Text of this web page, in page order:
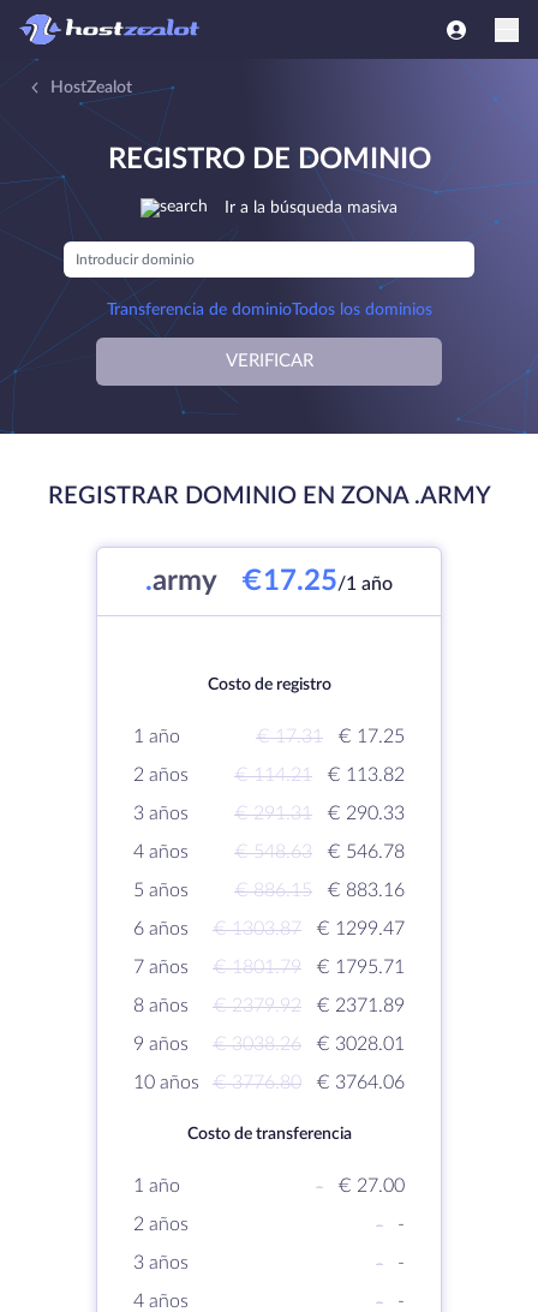
HostZealot
REGISTRO DE DOMINIO
Ir a la búsqueda masiva
Transferencia de dominioTodos los dominios
VERIFICAR
REGISTRAR DOMINIO EN ZONA .ARMY
.army €17.25/1 año
Costo de registro
1 año € 17.31
€ 17.25
2 años
€ 114.21
€ 113.82
3 años
€ 291.31
€ 290.33
4 años
€ 548.63
€ 546.78
5 años
€ 886.15
€ 883.16
6 años
€ 1303.87
€ 1299.47
7 años
€ 1801.79
€ 1795.71
8 años
€ 2379.92
€ 2371.89
9 años
€ 3038.26
€ 3028.01
10 años
€ 3776.80 € 3764.06
Costo de transferencia
1 año -
€ 27.00
2 años
-
-
3 años
-
-
4 años
-
-